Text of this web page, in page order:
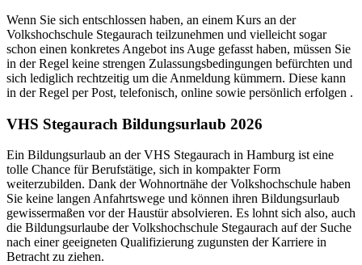
Wenn Sie sich entschlossen haben, an einem Kurs an der
Volkshochschule Stegaurach teilzunehmen und vielleicht sogar
schon einen konkretes Angebot ins Auge gefasst haben, müssen Sie
in der Regel keine strengen Zulassungsbedingungen befürchten und
sich lediglich rechtzeitig um die Anmeldung kümmern. Diese kann
in der Regel per Post, telefonisch, online sowie persönlich erfolgen .
VHS Stegaurach Bildungsurlaub 2026
Ein Bildungsurlaub an der VHS Stegaurach in Hamburg ist eine
tolle Chance für Berufstätige, sich in kompakter Form
weiterzubilden. Dank der Wohnortnähe der Volkshochschule haben
Sie keine langen Anfahrtswege und können ihren Bildungsurlaub
gewissermaßen vor der Haustür absolvieren. Es lohnt sich also, auch
die Bildungsurlaube der Volkshochschule Stegaurach auf der Suche
nach einer geeigneten Qualifizierung zugunsten der Karriere in
Betracht zu ziehen.